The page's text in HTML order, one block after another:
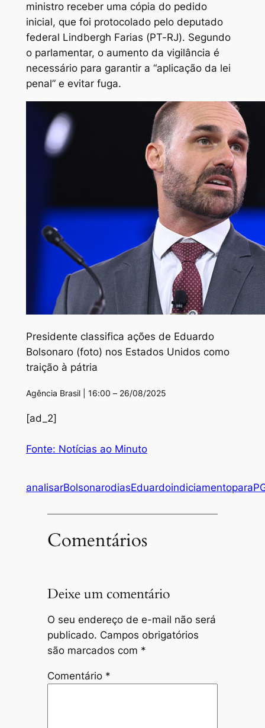
ministro receber uma cópia do pedido
inicial, que foi protocolado pelo deputado
federal Lindbergh Farias (PT-RJ). Segundo
o parlamentar, o aumento da vigilância é
necessário para garantir a “aplicação da lei
penal” e evitar fuga.
Presidente classifica ações de Eduardo
Bolsonaro (foto) nos Estados Unidos como
traição à pátria
Agência Brasil | 16:00 – 26/08/2025
[ad_2]
Fonte: Notícias ao Minuto
analisarBolsonarodiasEduardoindiciamentopara
Comentários
Deixe um comentário
O seu endereço de e-mail não será
publicado. Campos obrigatórios
são marcados com *
Comentário *